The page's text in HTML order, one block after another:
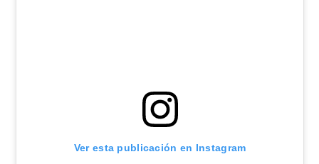
Ver esta publicación en Instagram